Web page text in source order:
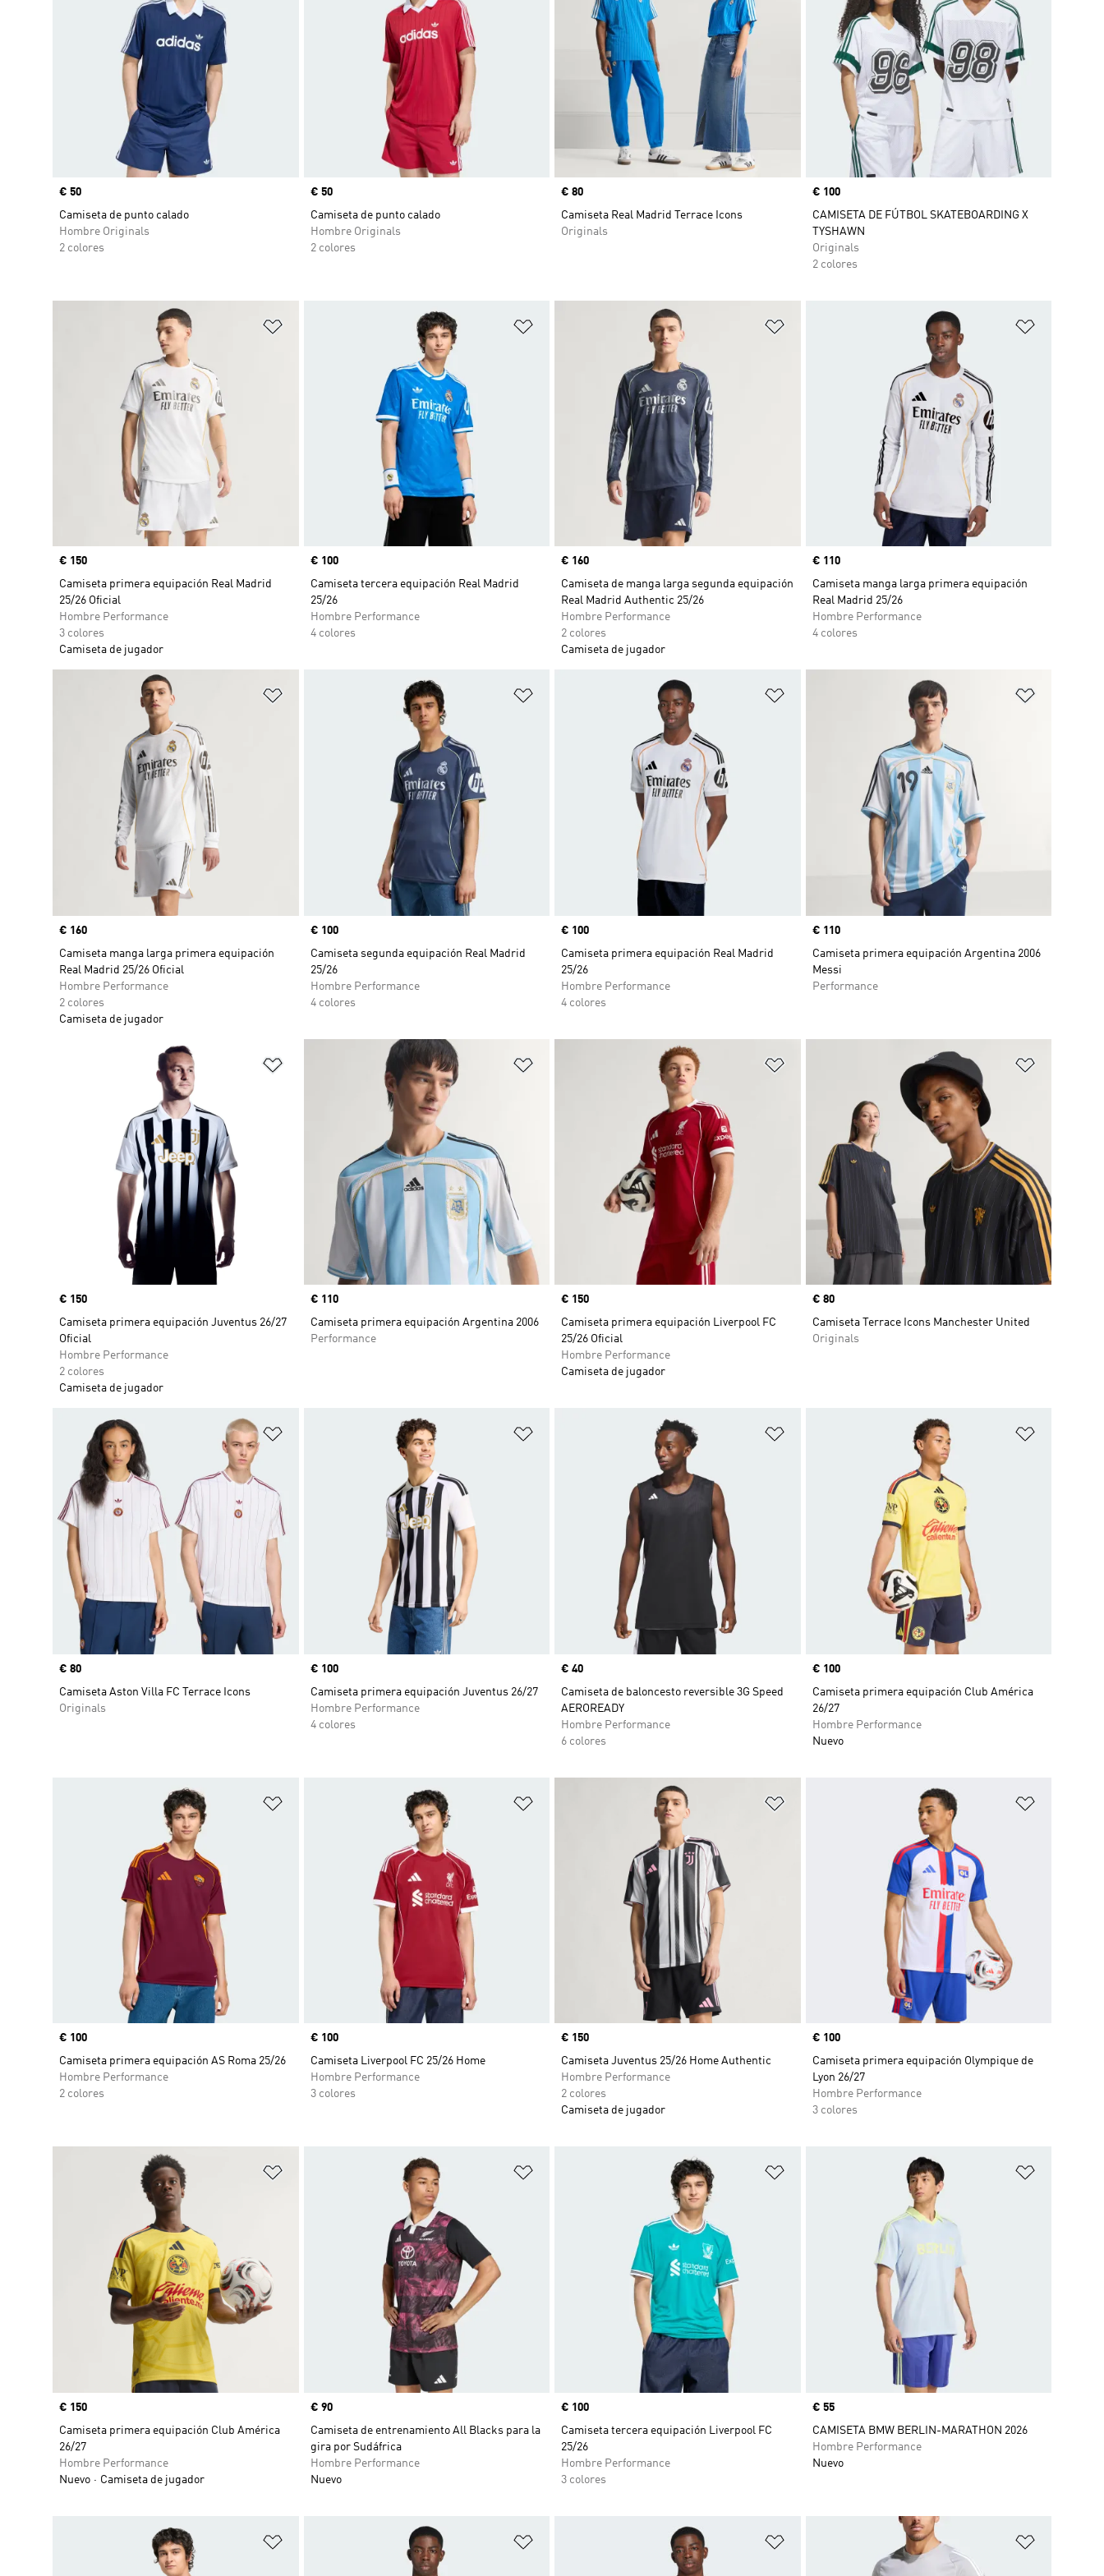
Precio
€ 50
Camiseta de punto calado
Hombre Originals
2 colores
Precio
€ 50
Camiseta de punto calado
Hombre Originals
2 colores
Precio
€ 80
Camiseta Real Madrid Terrace Icons
Originals
Precio
€ 100
CAMISETA DE FÚTBOL SKATEBOARDING X
TYSHAWN
Originals
2 colores
Añadir a la lista de deseos
Precio
€ 150
Camiseta primera equipación Real Madrid
25/26 Oficial
Hombre Performance
3 colores
Camiseta de jugador
Añadir a la lista de deseos
Precio
€ 100
Camiseta tercera equipación Real Madrid
25/26
Hombre Performance
4 colores
Añadir a la lista de deseos
Precio
€ 160
Camiseta de manga larga segunda equipación
Real Madrid Authentic 25/26
Hombre Performance
2 colores
Camiseta de jugador
Precio
€ 110
Camiseta manga larga primera equipación
Real Madrid 25/26
Hombre Performance
4 colores
Añadir a la lista de deseos
Precio
€ 160
Camiseta manga larga primera equipación
Real Madrid 25/26 Oficial
Hombre Performance
2 colores
Camiseta de jugador
Añadir a la lista de deseos
Precio
€ 100
Camiseta segunda equipación Real Madrid
25/26
Hombre Performance
4 colores
Añadir a la lista de deseos
Precio
€ 100
Camiseta primera equipación Real Madrid
25/26
Hombre Performance
4 colores
Precio
€ 110
Camiseta primera equipación Argentina 2006
Messi
Performance
Añadir a la lista de deseos
Precio
€ 150
Camiseta primera equipación Juventus 26/27
Oficial
Hombre Performance
2 colores
Camiseta de jugador
Añadir a la lista de deseos
Precio
€ 110
Camiseta primera equipación Argentina 2006
Performance
Añadir a la lista de deseos
Precio
€ 150
Camiseta primera equipación Liverpool FC
25/26 Oficial
Hombre Performance
Camiseta de jugador
Precio
€ 80
Camiseta Terrace Icons Manchester United
Originals
Añadir a la lista de deseos
Precio
€ 80
Camiseta Aston Villa FC Terrace Icons
Originals
Añadir a la lista de deseos
Precio
€ 100
Camiseta primera equipación Juventus 26/27
Hombre Performance
4 colores
Añadir a la lista de deseos
Precio
€ 40
Camiseta de baloncesto reversible 3G Speed
AEROREADY
Hombre Performance
6 colores
Precio
€ 100
Camiseta primera equipación Club América
26/27
Hombre Performance
Nuevo
Añadir a la lista de deseos
Precio
€ 100
Camiseta primera equipación AS Roma 25/26
Hombre Performance
2 colores
Añadir a la lista de deseos
Precio
€ 100
Camiseta Liverpool FC 25/26 Home
Hombre Performance
3 colores
Añadir a la lista de deseos
Precio
€ 150
Camiseta Juventus 25/26 Home Authentic
Hombre Performance
2 colores
Camiseta de jugador
Precio
€ 100
Camiseta primera equipación Olympique de
Lyon 26/27
Hombre Performance
3 colores
Añadir a la lista de deseos
Precio
€ 150
Camiseta primera equipación Club América
26/27
Hombre Performance
Nuevo
Camiseta de jugador
Añadir a la lista de deseos
Precio
€ 90
Camiseta de entrenamiento All Blacks para la
gira por Sudáfrica
Hombre Performance
Nuevo
Añadir a la lista de deseos
Precio
€ 100
Camiseta tercera equipación Liverpool FC
25/26
Hombre Performance
3 colores
Precio
€ 55
CAMISETA BMW BERLIN-MARATHON 2026
Hombre Performance
Nuevo
Añadir a la lista de deseos Añadir a la lista de deseos Añadir a la lista de deseos